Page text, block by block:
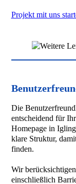
Projekt mit uns
Die
entscheidend für
Homepage in
klare Struktur,
finden.
Wir
einschließlich